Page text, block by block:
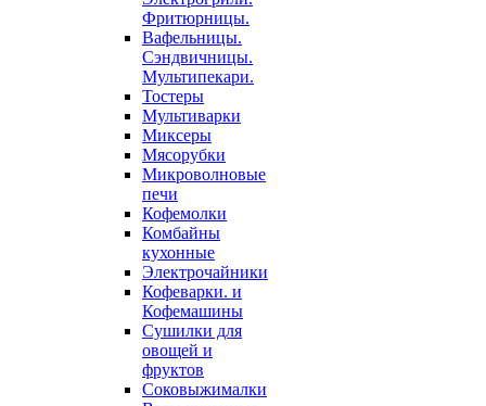
Фритюрницы.
Вафельницы.
Сэндвичницы.
Мультипекари.
Тостеры
Мультиварки
Миксеры
Мясорубки
Микроволновые
печи
Кофемолки
Комбайны
кухонные
Электрочайники
Кофеварки. и
Кофемашины
Сушилки для
овощей и
фруктов
Соковыжималки